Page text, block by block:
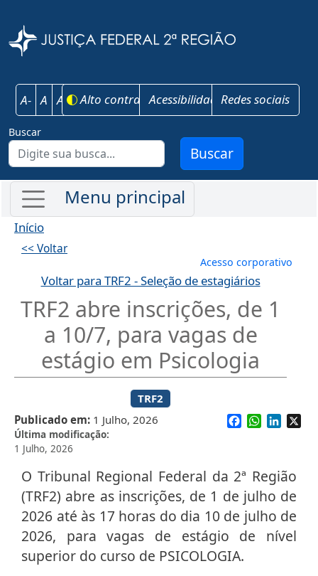
A- A A+ Alto contrasteAcessibilidadeRedes sociais
Buscar
Buscar
Início
<< Voltar
Menu de
Acesso corporativo
Voltar para TRF2 - Seleção de estagiários
TRF2 abre inscrições, de 1
a 10/7, para vagas de
estágio em Psicologia
TRF2
Publicado em 1 Julho, 2026
Última modificação
1 Julho, 2026
Facebook
WhatsApp
O Tribunal Regional Federal da 2ª Região
(TRF2) abre as inscrições, de 1 de julho de
2026 até às 17 horas do dia 10 de julho de
2026, para vagas de estágio de nível
superior do curso de PSICOLOGIA.